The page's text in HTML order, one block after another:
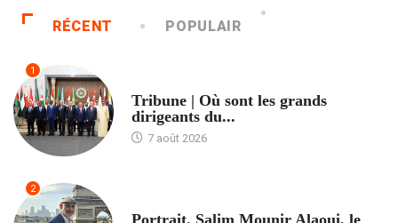
RÉCENT POPULAIR
1
Tribune | Où sont les grands
dirigeants du...
7 août 2026
2